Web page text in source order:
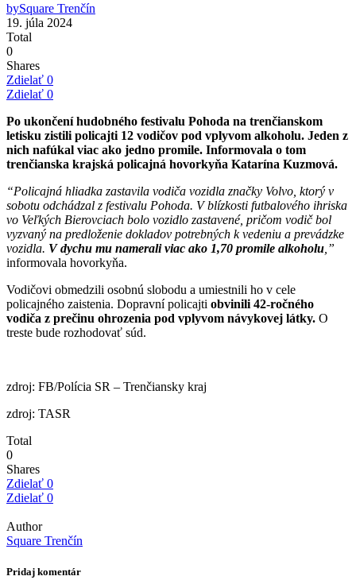
bySquare Trenčín
19. júla 2024
Total
0
Shares
Zdielať 0
Zdielať 0
Po ukončení hudobného festivalu Pohoda na trenčianskom
letisku zistili policajti 12 vodičov pod vplyvom alkoholu. Jeden z
nich nafúkal viac ako jedno promile. Informovala o tom
trenčianska krajská policajná hovorkyňa Katarína Kuzmová.
“Policajná hliadka zastavila vodiča vozidla značky Volvo, ktorý v
sobotu odchádzal z festivalu Pohoda. V blízkosti futbalového ihriska
vo Veľkých Bierovciach bolo vozidlo zastavené, pričom vodič bol
vyzvaný na predloženie dokladov potrebných k vedeniu a prevádzke
vozidla. V dychu mu namerali viac ako 1,70 promile alkoholu ,”
informovala hovorkyňa.
Vodičovi obmedzili osobnú slobodu a umiestnili ho v cele
policajného zaistenia. Dopravní policajti obvinili 42-ročného
vodiča z prečinu ohrozenia pod vplyvom návykovej látky. O
treste bude rozhodovať súd.
zdroj: FB/Polícia SR – Trenčiansky kraj
zdroj: TASR
Total
0
Shares
Zdielať 0
Zdielať 0
Author
Square Trenčín
Pridaj komentár